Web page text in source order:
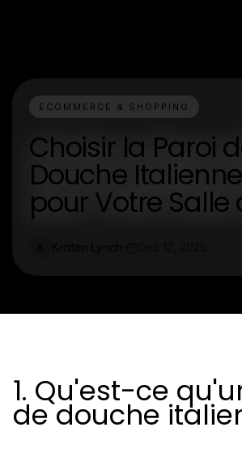
ECOMMERCE & SHOPPING
Choisir la Paroi
Douche
pour Votre Salle
1. Qu'est-ce
de douche